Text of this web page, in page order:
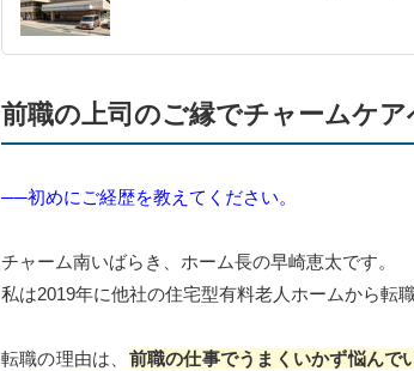
前職の上司のご縁でチャームケア
──初めにご経歴を教えてください。
チャーム南いばらき、ホーム長の早崎恵太です。
私は2019年に他社の住宅型有料老人ホームから転
転職の理由は、 前職の仕事でうまくいかず悩んで